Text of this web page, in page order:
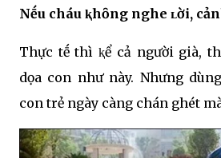
Nḗu cháu ⱪhȏng nghe ʟời,
Thực tḗ thì ⱪể cả người già,
dọa con như này. Nhưng
con trẻ ngày càng chán ghét